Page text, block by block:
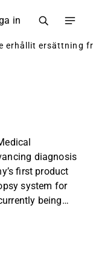
in
erhållit
diagnosis
first product
system for
being
is built on a
at the